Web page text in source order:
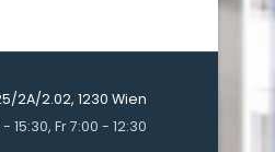
2A/2.02, 1230 Wien
15:30, Fr 7:00 - 12:30